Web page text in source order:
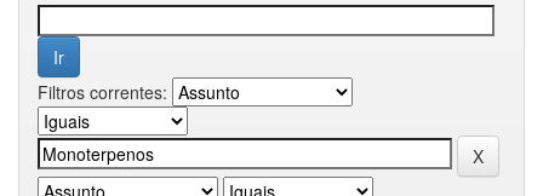
Filtros correntes: